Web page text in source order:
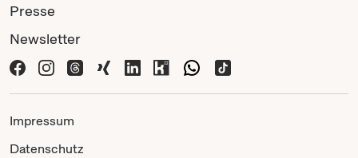
Presse
Newsletter
Impressum
Datenschutz